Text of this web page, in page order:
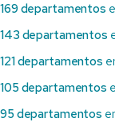
169 departamentos
143 departamentos
121 departamentos
105 departamentos
95 departamentos